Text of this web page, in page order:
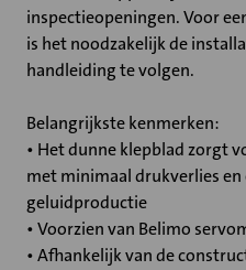
inspectieopeningen. Voor
is het noodzakelijk de
handleiding te volgen.
Belangrijkste kenmerken:
• Het dunne klepblad zorgt
met minimaal drukverlies
geluidproductie
• Voorzien van Belimo
• Afhankelijk van de